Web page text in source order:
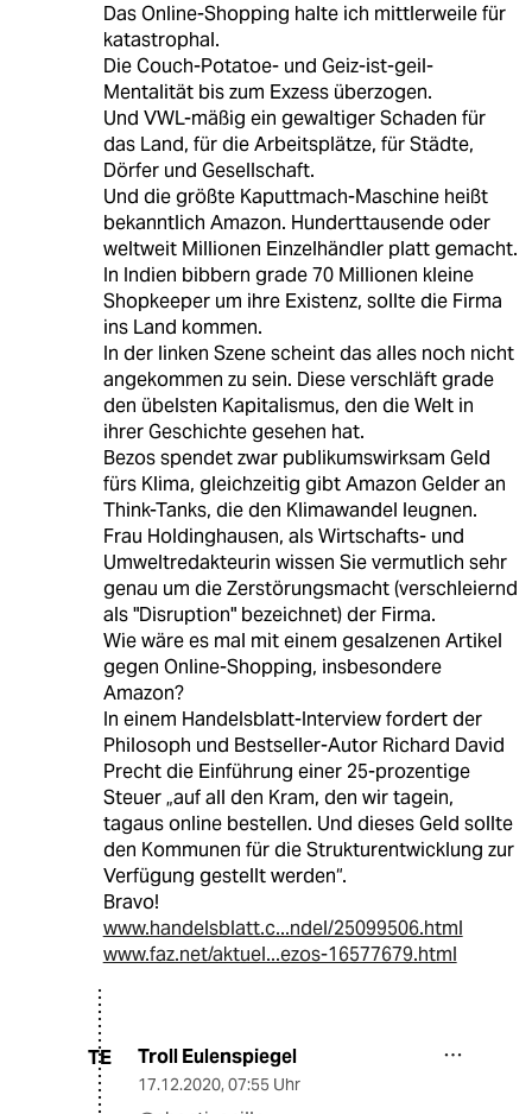
Das Online-Shopping halte ich mittlerweile für
katastrophal.
Die Couch-Potatoe- und Geiz-ist-geil-
Mentalität bis zum Exzess überzogen.
Und VWL-mäßig ein gewaltiger Schaden für
das Land, für die Arbeitsplätze, für Städte,
Dörfer und Gesellschaft.
Und die größte Kaputtmach-Maschine heißt
bekanntlich Amazon. Hunderttausende oder
weltweit Millionen Einzelhändler platt gemacht.
In Indien bibbern grade 70 Millionen kleine
Shopkeeper um ihre Existenz, sollte die Firma
ins Land kommen.
In der linken Szene scheint das alles noch nicht
angekommen zu sein. Diese verschläft grade
den übelsten Kapitalismus, den die Welt in
ihrer Geschichte gesehen hat.
Bezos spendet zwar publikumswirksam Geld
fürs Klima, gleichzeitig gibt Amazon Gelder an
Think-Tanks, die den Klimawandel leugnen.
Frau Holdinghausen, als Wirtschafts- und
Umweltredakteurin wissen Sie vermutlich sehr
genau um die Zerstörungsmacht (verschleiernd
als "Disruption" bezeichnet) der Firma.
Wie wäre es mal mit einem gesalzenen Artikel
gegen Online-Shopping, insbesondere
Amazon?
In einem Handelsblatt-Interview fordert der
Philosoph und Bestseller-Autor Richard David
Precht die Einführung einer 25-prozentige
Steuer „auf all den Kram, den wir tagein,
tagaus online bestellen. Und dieses Geld sollte
den Kommunen für die Strukturentwicklung zur
Verfügung gestellt werden“.
Bravo!
www.handelsblatt.c...ndel/25099506.html
www.faz.net/aktuel...ezos-16577679.html
TE Troll Eulenspiegel
17.12.2020, 07:55 Uhr